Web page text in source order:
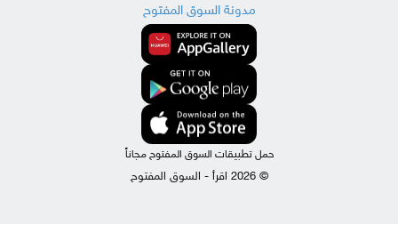
مدونة السوق المفتوح
حمل تطبيقات السوق المفتوح مجاناً
© 2026 اقرأ - السوق المفتوح